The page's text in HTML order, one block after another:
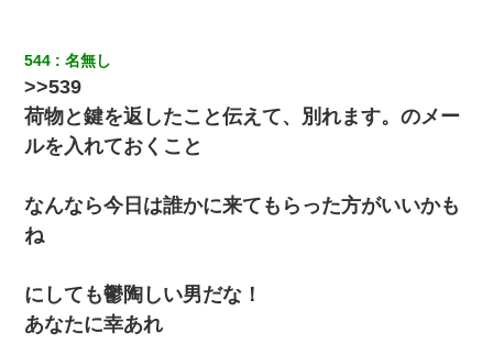
17年飼っていた犬が亡くなった。鼻水垂らし嗚咽する私に、猫が
近づいて頭突きをしてきて…
ワイアラサー主婦、昨晩久しぶりに夫と致した結果ｗｗｗｗｗ
【画像】女上司(30)「終電なくなったね…部屋くる？」ワイ「行
きます！」
デパートの外商『私さんだと名乗る女が、ツケで宝石を買おうと
544 名無し
>>539
荷物と鍵を返したこと伝えて、別れます。のメー
ルを入れておくこと
なんなら今日は誰かに来てもらった方がいいかも
ね
にしても鬱陶しい男だな！
あなたに幸あれ